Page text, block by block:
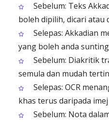
Sebelum: Teks
boleh dipilih, dicari atau
Selepas: Akkadian
yang boleh anda
Sebelum: Diakritik
semula dan mudah
Selepas: OCR
khas terus daripada imej
Sebelum: Nota